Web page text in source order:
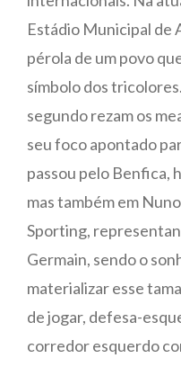
Estádio Municipal de
pérola de um povo
símbolo dos
segundo rezam os
seu foco apontado
passou pelo Benfica,
mas também em
Sporting,
Germain, sendo o
materializar esse
de jogar, defesa-
corredor esquerdo